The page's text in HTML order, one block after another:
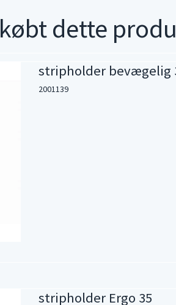
dette
stripholder bevægelig
2001139
stripholder Ergo 35